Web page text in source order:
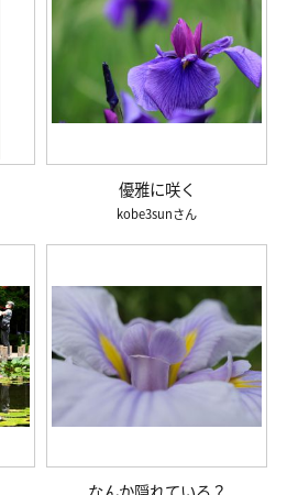
優雅に咲く
kobe3sun